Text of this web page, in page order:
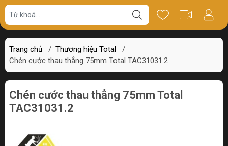
Trang chủ / Thương hiệu Total
/
Chén cước thau thẳng 75mm Total TAC31031.2
Giá bán Review
Chén cước thau thẳng 75mm Total
TAC31031.2